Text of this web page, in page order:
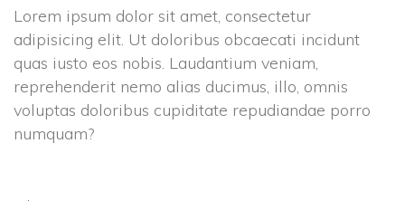
Lorem ipsum dolor sit amet, consectetur
adipisicing elit. Ut doloribus obcaecati incidunt
quas iusto eos nobis. Laudantium veniam,
reprehenderit nemo alias ducimus, illo, omnis
voluptas doloribus cupiditate repudiandae porro
numquam?